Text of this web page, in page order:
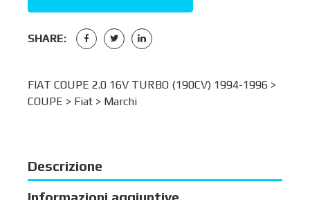
SHARE:
FIAT COUPE 2.0 16V TURBO (190CV) 1994-1996 >
COUPE > Fiat > Marchi
Descrizione
Informazioni aggiuntive